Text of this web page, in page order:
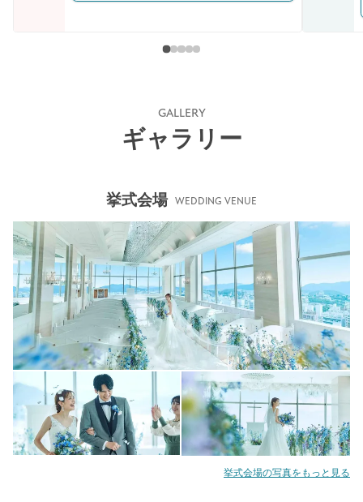
GALLERY
ギャラリー
挙式会場 WEDDING VENUE
挙式会場の写真をもっと見る